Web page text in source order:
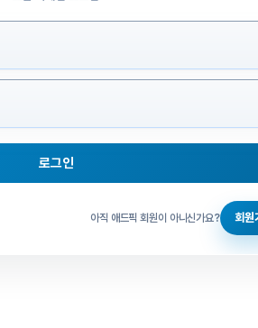
로그인
아직 애드픽 회원이 아니신가요? 회원